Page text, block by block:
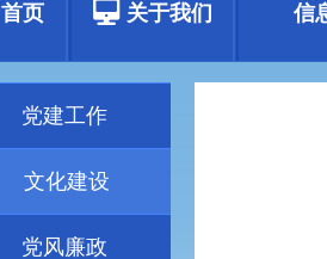
首页 关于我们 信
党建工作
文化建设
党风廉政